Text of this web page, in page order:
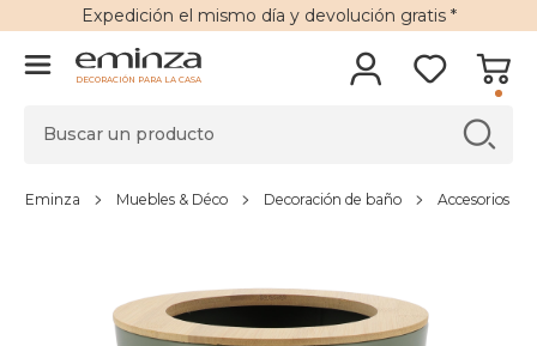
Expedición el mismo día y devolución gratis*
DECORACIÓN PARA LA CASA
Eminza Muebles & Déco Decoración de baño Accesorios de